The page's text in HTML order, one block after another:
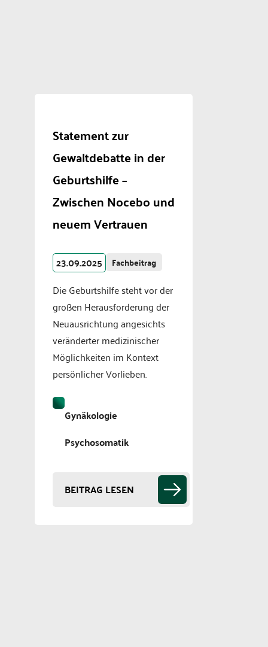
Statement zur
Gewaltdebatte in der
Geburtshilfe –
Zwischen Nocebo und
neuem Vertrauen
23.09.2025 Fachbeitrag
Die Geburtshilfe steht vor der
großen Herausforderung der
Neuausrichtung angesichts
veränderter medizinischer
Möglichkeiten im Kontext
persönlicher Vorlieben.
Gynäkologie
Psychosomatik
BEITRAG LESEN